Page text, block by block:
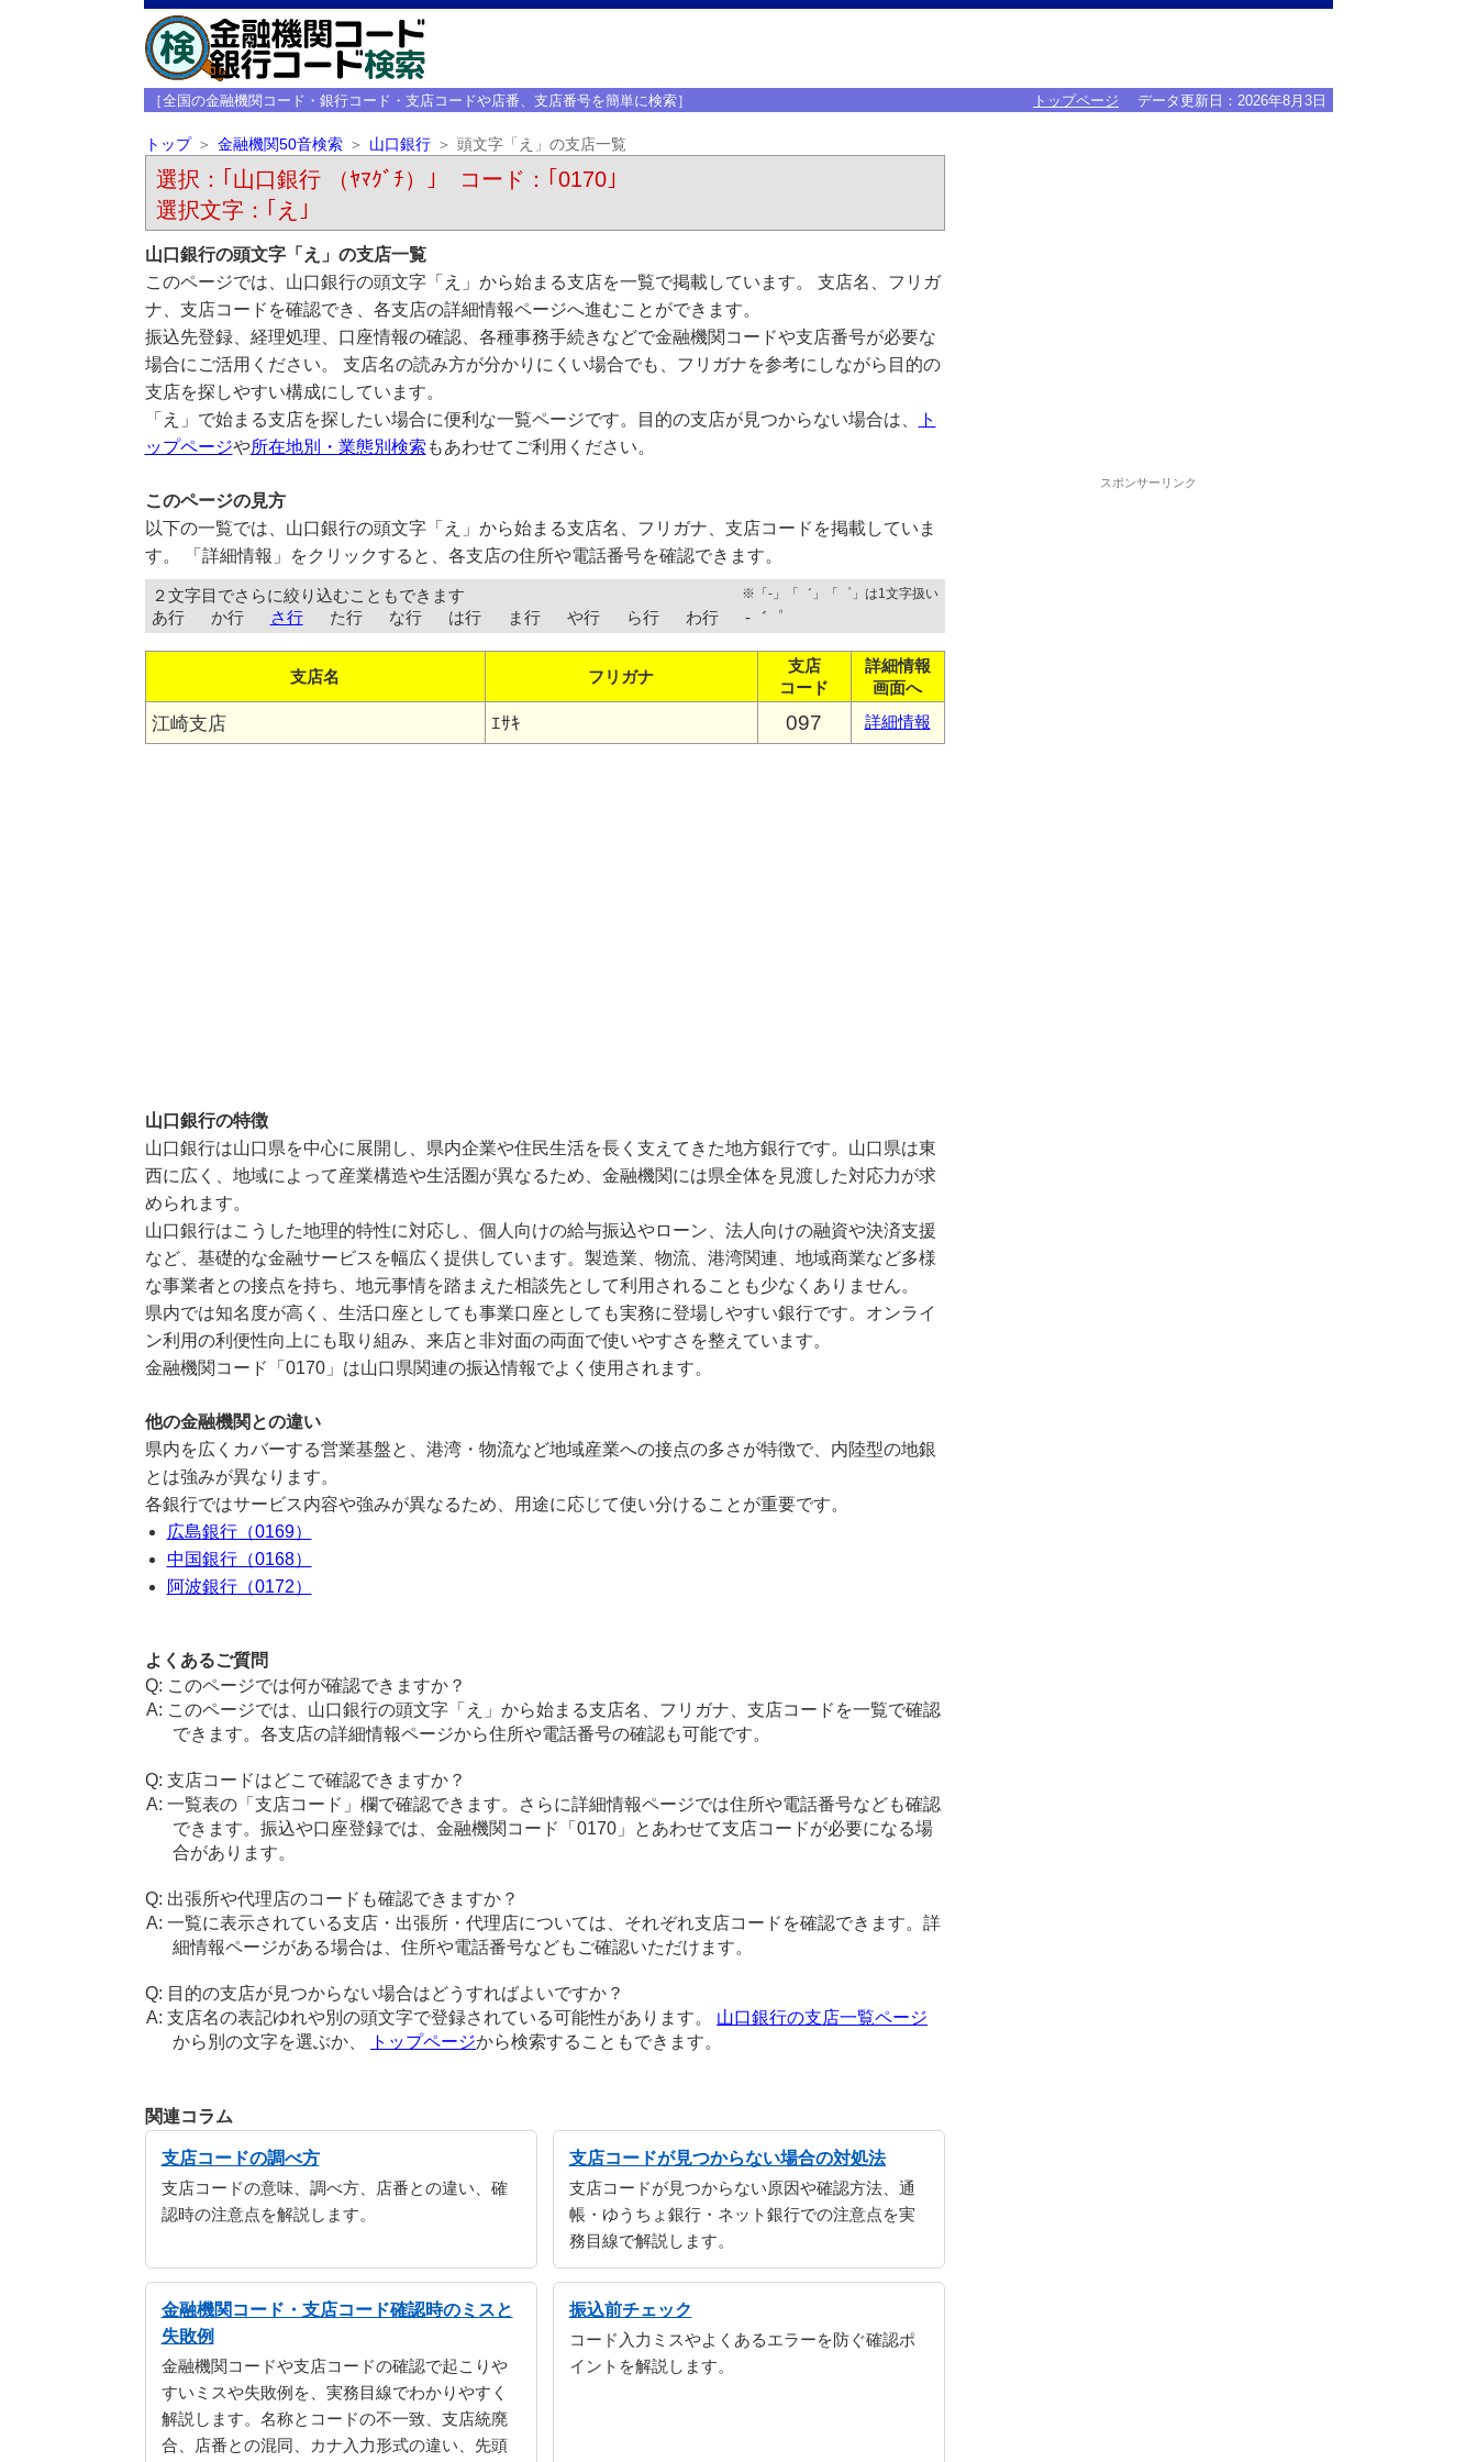
［全国の金融機関コード・銀行コード・支店コードや店番、支店番号を簡単に検索］ トップページ データ更新日： 2026年8月3日
トップ 金融機関50音検索 山口銀行 頭文字「え」の支店一覧
選択：｢山口銀行 （ﾔﾏｸﾞﾁ）｣ コード：｢0170｣
選択文字：｢え｣
山口銀行の頭文字「え」の支店一覧
このページでは、山口銀行の頭文字「え」から始まる支店を一覧で掲載しています。 支店名、フリガ
ナ、支店コードを確認でき、各支店の詳細情報ページへ進むことができます。
振込先登録、経理処理、口座情報の確認、各種事務手続きなどで金融機関コードや支店番号が必要な
場合にご活用ください。 支店名の読み方が分かりにくい場合でも、フリガナを参考にしながら目的の
支店を探しやすい構成にしています。
「え」で始まる支店を探したい場合に便利な一覧ページです。目的の支店が見つからない場合は、
ト
ップページや所在地別・業態別検索 もあわせてご利用ください。
このページの見方
以下の一覧では、山口銀行の頭文字「え」から始まる支店名、フリガナ、支店コードを掲載していま
す。 「詳細情報」をクリックすると、各支店の住所や電話番号を確認できます。
２文字目でさらに絞り込むこともできます ※「-」「゛」「゜」は1文字扱い
あ行 か行 さ行 た行 な行 は行 ま行 や行 ら行 わ行 -゛゜
支店名 フリガナ
支店
コード
詳細情報
画面へ
江崎支店 ｴｻｷ 097 詳細情報
山口銀行の特徴
山口銀行は山口県を中心に展開し、県内企業や住民生活を長く支えてきた地方銀行です。山口県は東
西に広く、地域によって産業構造や生活圏が異なるため、金融機関には県全体を見渡した対応力が求
められます。
山口銀行はこうした地理的特性に対応し、個人向けの給与振込やローン、法人向けの融資や決済支援
など、基礎的な金融サービスを幅広く提供しています。製造業、物流、港湾関連、地域商業など多様
な事業者との接点を持ち、地元事情を踏まえた相談先として利用されることも少なくありません。
県内では知名度が高く、生活口座としても事業口座としても実務に登場しやすい銀行です。オンライ
ン利用の利便性向上にも取り組み、来店と非対面の両面で使いやすさを整えています。
金融機関コード「0170」は山口県関連の振込情報でよく使用されます。
他の金融機関との違い
県内を広くカバーする営業基盤と、港湾・物流など地域産業への接点の多さが特徴で、内陸型の地銀
とは強みが異なります。
各銀行ではサービス内容や強みが異なるため、用途に応じて使い分けることが重要です。
広島銀行（0169）
中国銀行（0168）
阿波銀行（0172）
よくあるご質問
このページでは何が確認できますか？
このページでは、山口銀行の頭文字「え」から始まる支店名、フリガナ、支店コードを一覧で確認
できます。各支店の詳細情報ページから住所や電話番号の確認も可能です。
支店コードはどこで確認できますか？
一覧表の「支店コード」欄で確認できます。さらに詳細情報ページでは住所や電話番号なども確認
できます。振込や口座登録では、金融機関コード「0170」とあわせて支店コードが必要になる場
合があります。
出張所や代理店のコードも確認できますか？
一覧に表示されている支店・出張所・代理店については、それぞれ支店コードを確認できます。詳
細情報ページがある場合は、住所や電話番号などもご確認いただけます。
目的の支店が見つからない場合はどうすればよいですか？
支店名の表記ゆれや別の頭文字で登録されている可能性があります。 山口銀行の支店一覧ページ
から別の文字を選ぶか、
トップページから検索することもできます。
関連コラム
支店コードの調べ方
支店コードの意味、調べ方、店番との違い、確
認時の注意点を解説します。
支店コードが見つからない場合の対処法
支店コードが見つからない原因や確認方法、通
帳・ゆうちょ銀行・ネット銀行での注意点を実
務目線で解説します。
金融機関コード・支店コード確認時のミスと
失敗例
金融機関コードや支店コードの確認で起こりや
すいミスや失敗例を、実務目線でわかりやすく
解説します。名称とコードの不一致、支店統廃
合、店番との混同、カナ入力形式の違い、先頭
振込前チェック
コード入力ミスやよくあるエラーを防ぐ確認ポ
イントを解説します。
スポンサーリンク